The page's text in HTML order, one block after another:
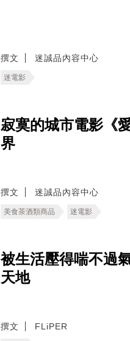
撰文 迷誠品內容中心
迷電影
寂寞的城市電影《
界
撰文 迷誠品內容中心
美食茶酒類商品 迷電影
被生活壓得喘不過
天地
撰文 FLiPER